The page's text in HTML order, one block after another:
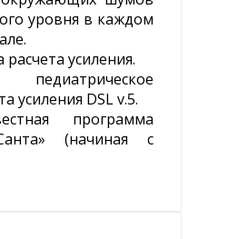
уровня в каждом
усиления.
педиатрическое
усиления DSL v.5.
программа
(начиная с